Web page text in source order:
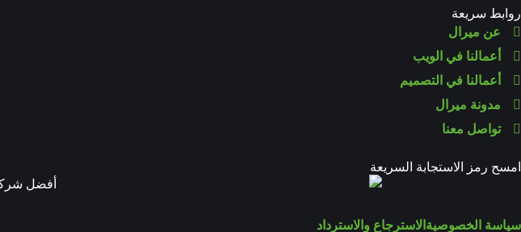
روابط سريعة
عن ميرال
أعمالنا في الويب
أعمالنا في التصميم
مدونة ميرال
تواصل معنا
امسح رمز الاستجابة السريعة
سياسة الخصوصية الاسترجاع والاسترداد